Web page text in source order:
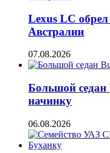
Lexus LC
Австралии
07.08.2026
Большой седан
начинку
06.08.2026